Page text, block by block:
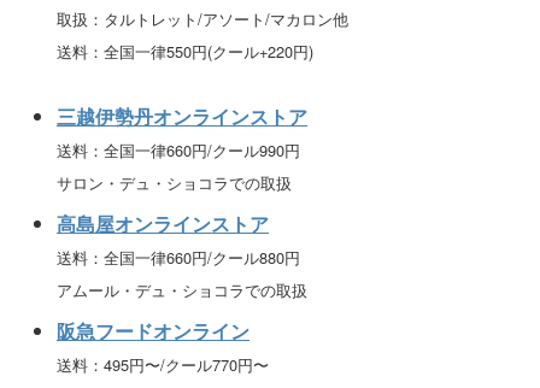
取扱：タルトレット/アソート/マカロン他
送料：全国一律550円(クール+220円)
三越伊勢丹オンラインストア
送料：全国一律660円/クール990円
サロン・デュ・ショコラでの取扱
高島屋オンラインストア
送料：全国一律660円/クール880円
アムール・デュ・ショコラでの取扱
阪急フードオンライン
送料：495円〜/クール770円〜